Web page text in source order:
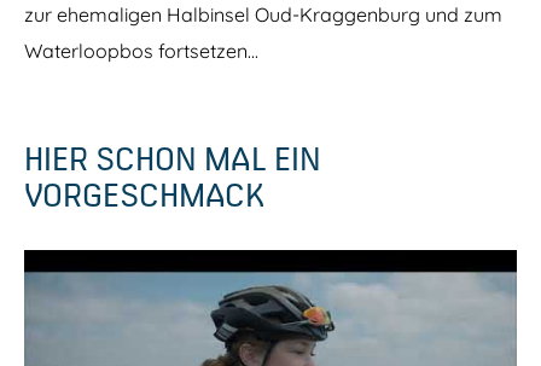
zur ehemaligen Halbinsel Oud-Kraggenburg und zum
Waterloopbos fortsetzen...
HIER SCHON MAL EIN
VORGESCHMACK